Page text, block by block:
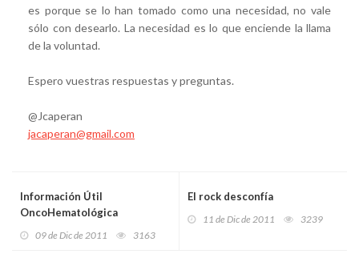
es porque se lo han tomado como una necesidad, no vale
sólo con desearlo. La necesidad es lo que enciende la llama
de la voluntad.
Espero vuestras respuestas y preguntas.
@Jcaperan
jacaperan@gmail.com
Información Útil
OncoHematológica
09 de Dic de 2011 3163
El rock desconfía
11 de Dic de 2011 3239